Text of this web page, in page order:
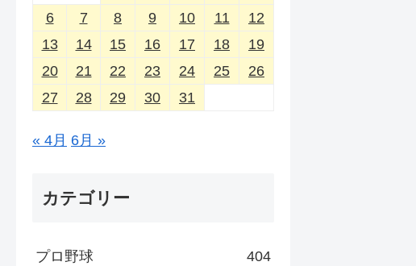
6
7 8 9 10 11
12
13
14 15 16 17 18
19
20
21 22 23 24 25
26
27
28 29 30 31
« 4月 6月 »
カテゴリー
プロ野球 404